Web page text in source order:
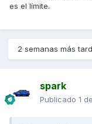
es el límite.
2 semanas más
spark
Publicado 1